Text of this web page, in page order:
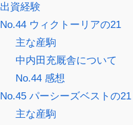
出資経験
No.44 ウィクトーリアの21
主な産駒
中内田充厩舎について
No.44 感想
No.45 パーシーズベストの21
主な産駒